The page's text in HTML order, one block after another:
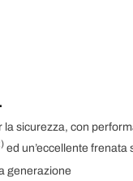
sicurezza, con
ed un’eccellente frenata
generazione